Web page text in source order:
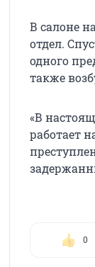
В салоне
отдел.
одного
также
«В
работает
0